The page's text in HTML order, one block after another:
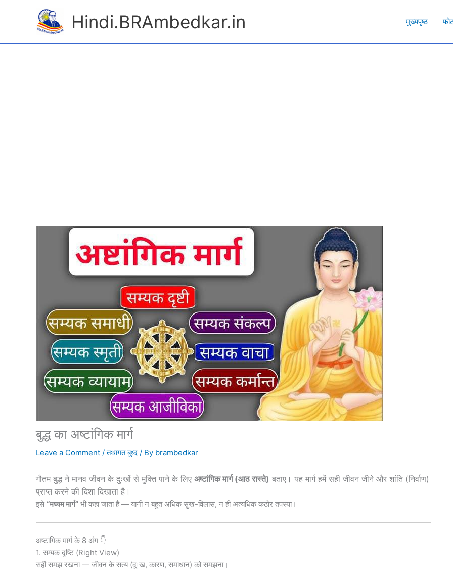
Hindi.BRAmbedkar.in मुख्यपृष्ठ
बुद्ध का अष्टांगिक मार्ग
Leave a Comment /तथागत बुध्द/ By brambedkar
गौतम बुद्धने मानव जीवन के दुःखों से मुक्ति पाने के लिए अष्टांगिक मार्ग (आठ रास्ते) बताए। यह मार्ग हमें सही जीवन जीने और शांति (निर्वाण)
प्राप्त करने की दिशा दिखाता है।
इसे “मध्यम मार्ग”भी कहा जाता है — यानी न बहुत अधिक सुख-विलास, न ही अत्यधिक कठोर तपस्या।
अष्टांगिक मार्ग के 8 अंग 👇
1. सम्यक दृष्टि (Right View)
सही समझ रखना — जीवन के सत्य (दुःख, कारण, समाधान) को समझना।